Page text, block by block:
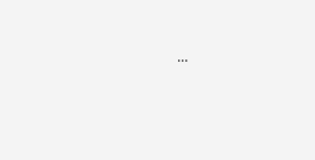
...